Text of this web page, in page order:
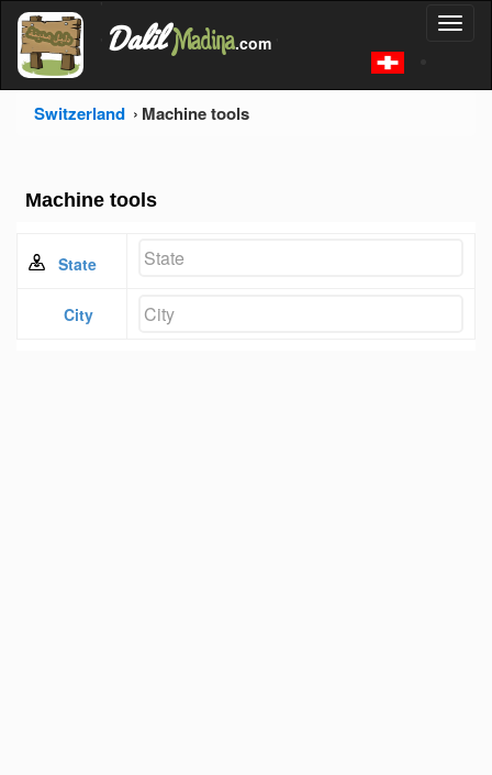
'
Dalil Madina.com
Switzerland Machine tools
Machine tools
State
City